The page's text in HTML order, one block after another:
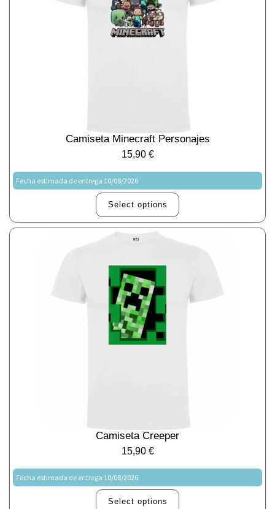
Camiseta Minecraft Personajes
15,90 €
Fecha estimada de entrega 10/08/2026
Select options
Camiseta Creeper
15,90 €
Fecha estimada de entrega 10/08/2026
Select options